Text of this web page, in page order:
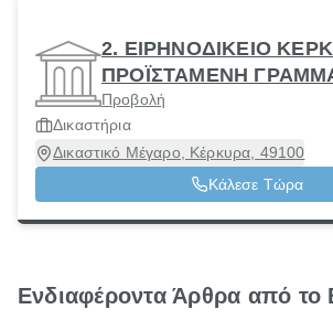
2. ΕΙΡΗΝΟΔΙΚΕΙΟ
ΠΡΟΪΣΤΑΜΕΝΗ
Προβολή
Δικαστήρια
Δικαστικό Μέγαρο, Κέρκυρα, 49100
Κάλεσε Τώρα
Ενδιαφέροντα Άρθρα από το